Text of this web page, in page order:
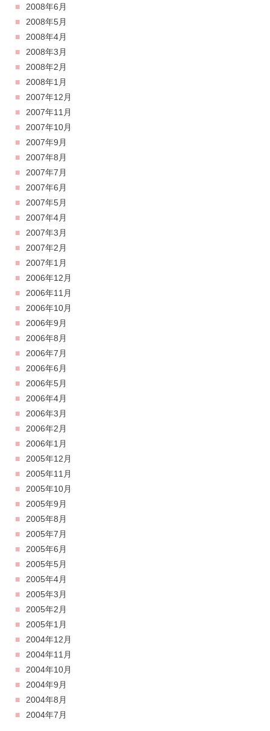
2008年6月
2008年5月
2008年4月
2008年3月
2008年2月
2008年1月
2007年12月
2007年11月
2007年10月
2007年9月
2007年8月
2007年7月
2007年6月
2007年5月
2007年4月
2007年3月
2007年2月
2007年1月
2006年12月
2006年11月
2006年10月
2006年9月
2006年8月
2006年7月
2006年6月
2006年5月
2006年4月
2006年3月
2006年2月
2006年1月
2005年12月
2005年11月
2005年10月
2005年9月
2005年8月
2005年7月
2005年6月
2005年5月
2005年4月
2005年3月
2005年2月
2005年1月
2004年12月
2004年11月
2004年10月
2004年9月
2004年8月
2004年7月